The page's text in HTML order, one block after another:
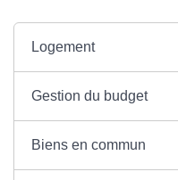
Logement
Gestion du budget
Biens en commun